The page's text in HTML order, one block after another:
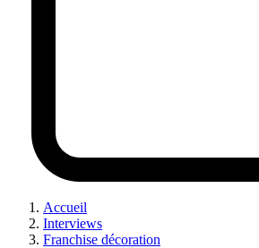
Accueil
Interviews
Franchise décoration